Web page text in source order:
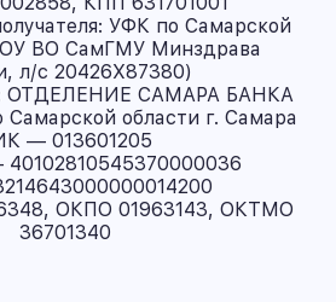
УФК по Самарской
ВО СамГМУ Минздрава
л/с 20426X87380)
ОТДЕЛЕНИЕ САМАРА БАНКА
области г. Самара
— 013601205
ОКПО 01963143, ОКТМО
36701340